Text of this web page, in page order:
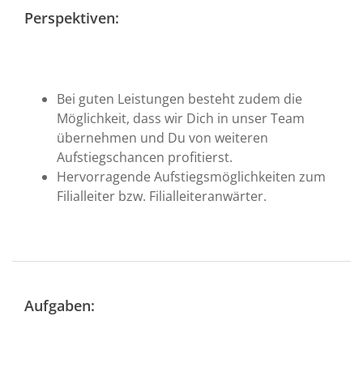
Perspektiven:
Bei guten Leistungen besteht zudem die
Möglichkeit, dass wir Dich in unser Team
übernehmen und Du von weiteren
Aufstiegschancen profitierst.
Hervorragende Aufstiegsmöglichkeiten zum
Filialleiter bzw. Filialleiteranwärter.
Aufgaben: